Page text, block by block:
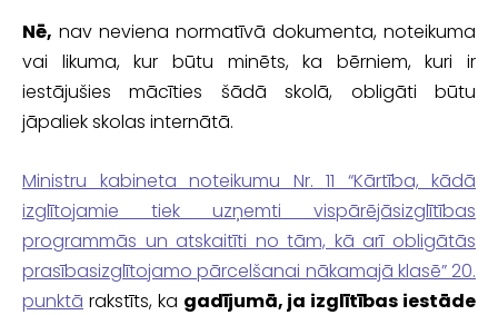
Nē, nav neviena normatīvā dokumenta, noteikuma
vai likuma, kur būtu minēts, ka bērniem, kuri ir
iestājušies mācīties šādā skolā, obligāti būtu
jāpaliek skolas internātā.
Ministru kabineta noteikumu Nr. 11 “Kārtība, kādā
izglītojamie tiek uzņemti vispārējāsizglītības
programmās un atskaitīti no tām, kā arī obligātās
prasībasizglītojamo pārcelšanai nākamajā klasē” 20.
punktā rakstīts, ka gadījumā, ja izglītības iestāde